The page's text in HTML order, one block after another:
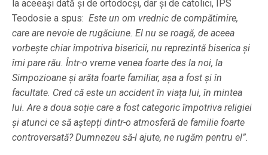
la aceeaşi dată şi de ortodocşi, dar şi de catolici, ÎPS
Teodosie a spus: Este un om vrednic de compătimire,
care are nevoie de rugăciune. El nu se roagă, de aceea
vorbește chiar împotriva bisericii, nu reprezintă biserica și
îmi pare rău. Într-o vreme venea foarte des la noi, la
Simpozioane și arăta foarte familiar, așa a fost și în
facultate. Cred că este un accident în viața lui, în mintea
lui. Are a doua soție care a fost categoric împotriva religiei
și atunci ce să aștepți dintr-o atmosferă de familie foarte
controversată? Dumnezeu să-l ajute, ne rugăm pentru el”.